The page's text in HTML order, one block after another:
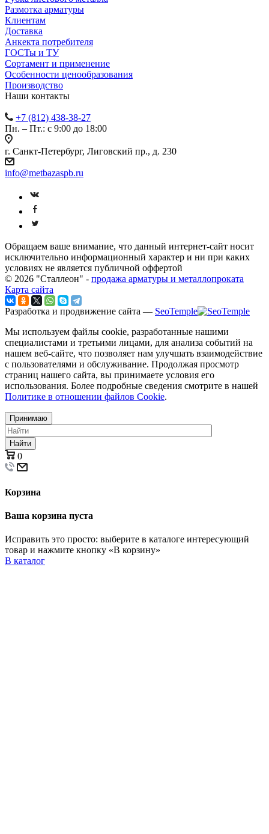
Размотка арматуры
Клиентам
Доставка
Анкекта потребителя
ГОСТы и ТУ
Сортамент и применение
Особенности ценообразования
Производство
Наши контакты
+7 (812) 438-38-27
Пн. – Пт.: с 9:00 до 18:00
г. Санкт-Петербург, Лиговский пр., д. 230
info@metbazaspb.ru
Обращаем ваше внимание, что данный интернет-сайт носит
исключительно информационный характер и ни при каких
условиях не является публичной оффертой
© 2026 "Сталлеон" - продажа арматуры и металлопроката
Карта сайта
Разработка и продвижение сайта — SeoTemple
Мы используем файлы cookie, разработанные нашими
специалистами и третьими лицами, для анализа событий на
нашем веб-сайте, что позволяет нам улучшать взаимодействие
с пользователями и обслуживание. Продолжая просмотр
страниц нашего сайта, вы принимаете условия его
использования. Более подробные сведения смотрите в нашей
Политике в отношении файлов Cookie.
Принимаю
Найти
0
Корзина
Ваша корзина пуста
Исправить это просто: выберите в каталоге интересующий
товар и нажмите кнопку «В корзину»
В каталог